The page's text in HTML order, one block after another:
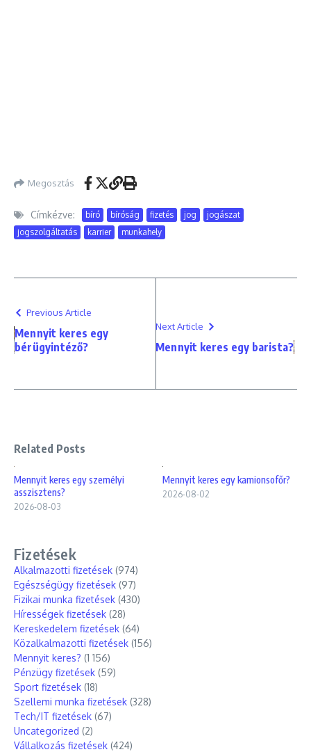
Megosztás
Címkézve: bíró bíróság fizetés jog
jogászat
jogszolgáltatás
karrier munkahely
Previous Article
Mennyit keres egy
bérügyintéző?
Next Article
Mennyit keres egy barista?
Related Posts
Mennyit keres egy személyi
asszisztens?
2026-08-03
Mennyit keres egy kamionsofőr?
2026-08-02
Fizetések
Alkalmazotti fizetések (974)
Egészségügy fizetések (97)
Fizikai munka fizetések (430)
Hírességek fizetések (28)
Kereskedelem fizetések (64)
Közalkalmazotti fizetések (156)
Mennyit keres? (1 156)
Pénzügy fizetések (59)
Sport fizetések (18)
Szellemi munka fizetések (328)
Tech/IT fizetések (67)
Uncategorized (2)
Vállalkozás fizetések (424)